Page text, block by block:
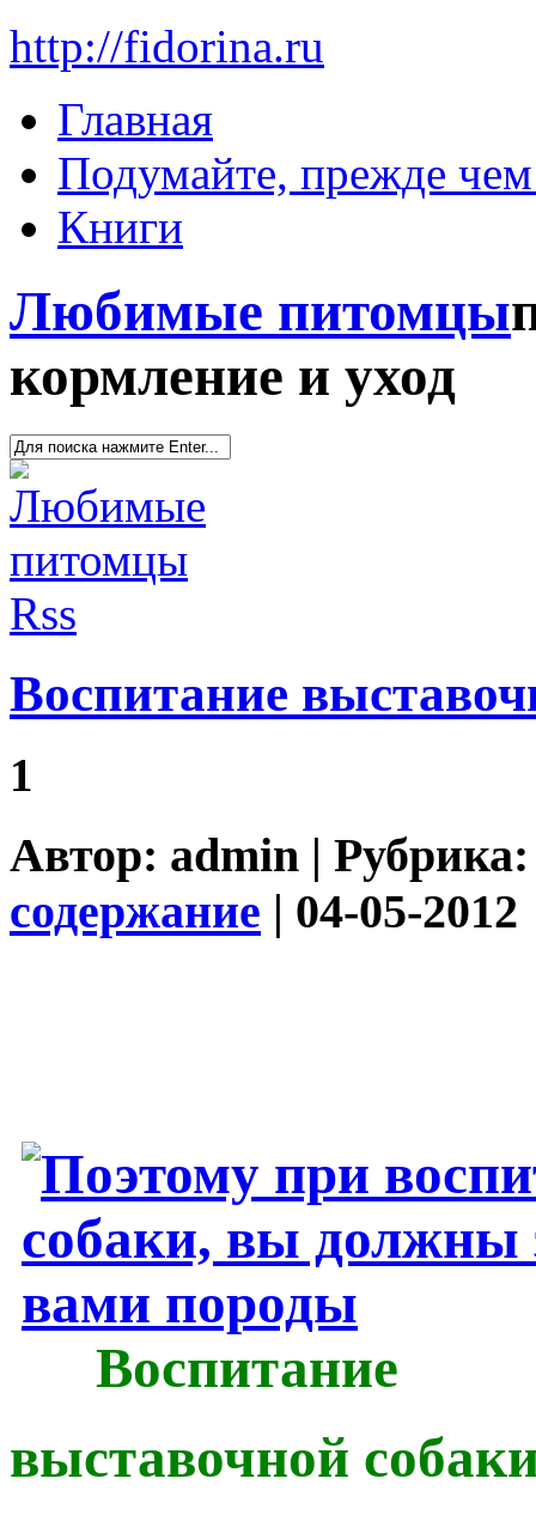
http://fidorina.ru
Главная
Подумайте, прежде чем
Книги
Любимые питомцы
кормление и уход
Воспитание
1
Автор: admin |
содержание | 04-05-2012
Воспитание
выставочной